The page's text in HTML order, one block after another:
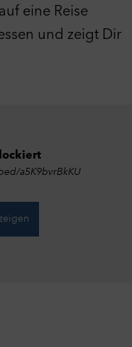
eine Reise
und zeigt Dir
a5K9bvrBkKU